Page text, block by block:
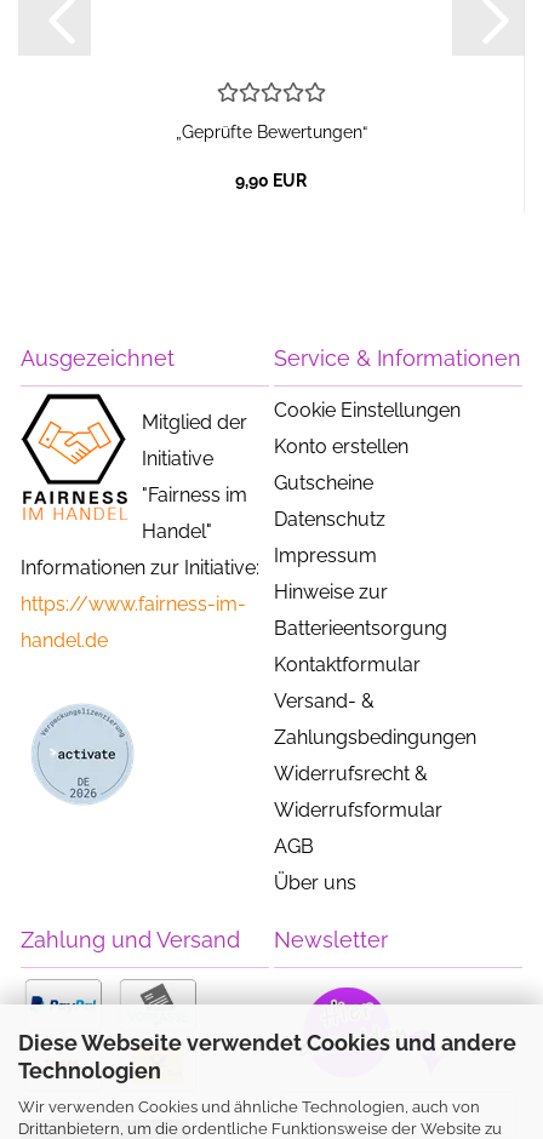
Diese Webseite verwendet Cookies und andere
Technologien
Wir verwenden Cookies und ähnliche Technologien, auch von
Drittanbietern, um die ordentliche Funktionsweise der Website zu
„Geprüfte Bewertungen“
9,90 EUR
Ausgezeichnet
Mitglied der
Initiative
"Fairness im
Handel"
Informationen zur Initiative:
https://www.fairness-im-
handel.de
Service & Informationen
Cookie Einstellungen
Konto erstellen
Gutscheine
Datenschutz
Impressum
Hinweise zur
Batterieentsorgung
Kontaktformular
Versand- &
Zahlungsbedingungen
Widerrufsrecht &
Widerrufsformular
AGB
Über uns
Zahlung und Versand Newsletter